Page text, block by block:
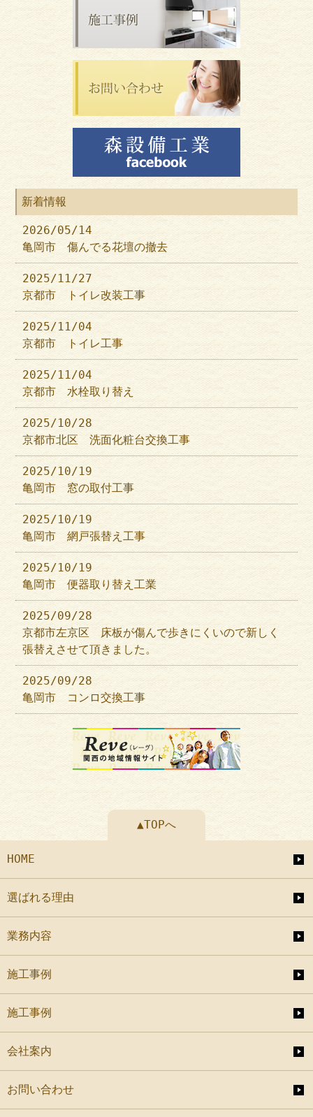
新着情報
2026/05/14
亀岡市 傷んでる花壇の撤去
2025/11/27
京都市 トイレ改装工事
2025/11/04
京都市 トイレ工事
2025/11/04
京都市 水栓取り替え
2025/10/28
京都市北区 洗面化粧台交換工事
2025/10/19
亀岡市 窓の取付工事
2025/10/19
亀岡市 網戸張替え工事
2025/10/19
亀岡市 便器取り替え工業
2025/09/28
京都市左京区 床板が傷んで歩きにくいので新しく
張替えさせて頂きました。
2025/09/28
亀岡市 コンロ交換工事
▲TOPへ
HOME
選ばれる理由
業務内容
施工事例
施工事例
会社案内
お問い合わせ